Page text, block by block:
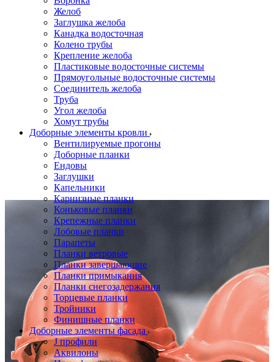
Желоб
Заглушка желоба
Канадка водосточная
Колено трубы
Крепление желоба
Пластиковые водосточные системы
Прямоугольные водосточные системы
Соединитель желоба
Труба
Угол желоба
Хомут трубы
Доборные элементы кровли
Вентилируемые прогоны
Доборные планки
Ендовы
Заглушки
Капельники
Карнизные планки
Коньковые планки
Крепежные планки
Лобовые планки
Парапеты
Планки ветровые
Планки завершающие
Планки примыкания
Планки снегозадержания
Торцевые планки
Тройники
Финишные планки
Доборные элементы фасада
J профили
Аквилоны